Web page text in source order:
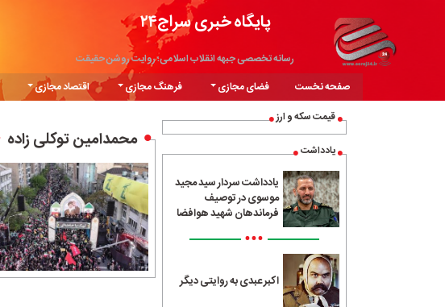
پایگاه خبری سراج۲۴
رسانه تخصصی جبهه انقلاب اسلامی؛ روایت روشن حقیقت
صفحه نخست فضای مجازی فرهنگ مجازی اقتصاد مجازی
قیمت سکه و ارز
یادداشت
یادداشت سردار سید مجید
موسوی در توصیف
فرماندهان شهید هوافضا
•••
اکبر عبدی به روایتی دیگر
محمدامین توکلی زاده